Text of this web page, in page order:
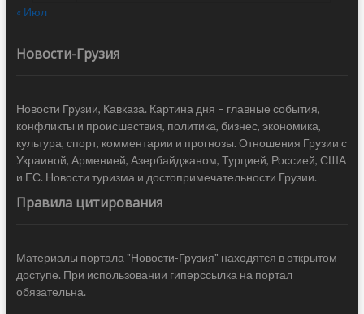
« Июл
Новости-Грузия
Новости Грузии, Кавказа. Картина дня – главные события,
конфликты и происшествия, политика, бизнес, экономика,
культура, спорт, комментарии и прогнозы. Отношения Грузии с
Украиной, Арменией, Азербайджаном, Турцией, Россией, США
и ЕС. Новости туризма и достопримечательности Грузии.
Правила цитирования
Материалы портала "Новости-Грузия" находятся в открытом
доступе. При использовании гиперссылка на портал
обязательна.